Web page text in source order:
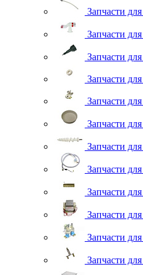
Запчасти
Запчасти
Запчасти
Запчасти
Запчасти
Запчасти
Запчасти
Запчасти
Запчасти
Запчасти
Запчасти
Запчасти